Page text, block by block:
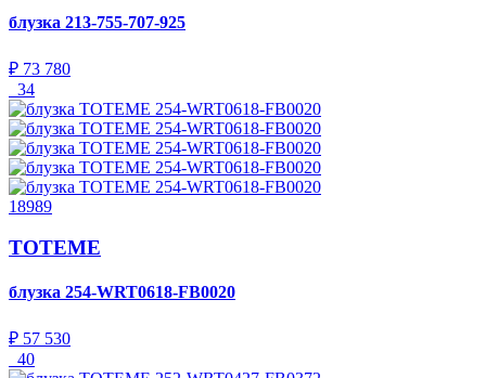
блузка 213-755-707-925
₽ 73 780
34
18989
TOTEME
блузка 254-WRT0618-FB0020
₽ 57 530
40